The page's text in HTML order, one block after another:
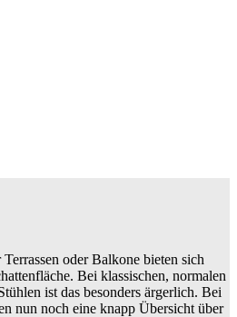
oder Balkone bieten sich
Bei klassischen, normalen
ist das besonders ärgerlich. Bei
nun noch eine knapp Übersicht über